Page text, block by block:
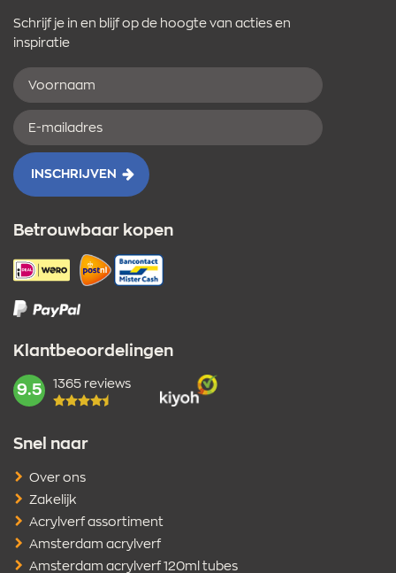
Schrijf je in en blijf op de hoogte van acties en
inspiratie
Voornaam
E-
mailadres
INSCHRIJVEN
Betrouwbaar kopen
Klantbeoordelingen
mark:
9.5 1365 reviews
Snel naar
Over ons
Zakelijk
Acrylverf assortiment
Amsterdam acrylverf
Amsterdam acrylverf 120ml tubes